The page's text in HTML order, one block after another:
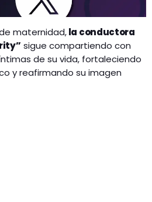
maternidad,la conductora
sigue compartiendo con
de su vida, fortaleciendo
y reafirmando su imagen